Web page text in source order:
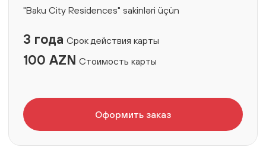
"Baku City Residences" sakinləri üçün
3 года Срок действия карты
100 AZN Стоимость карты
Оформить заказ